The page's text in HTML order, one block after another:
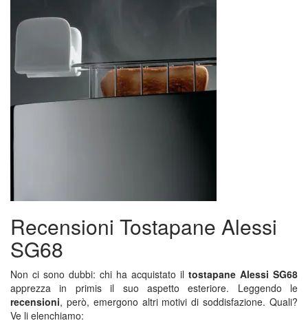
Recensioni Tostapane Alessi
SG68
Non ci sono dubbi: chi ha acquistato il tostapane Alessi SG68
apprezza in primis il suo aspetto esteriore. Leggendo le
recensioni, però, emergono altri motivi di soddisfazione. Quali?
Ve li elenchiamo: